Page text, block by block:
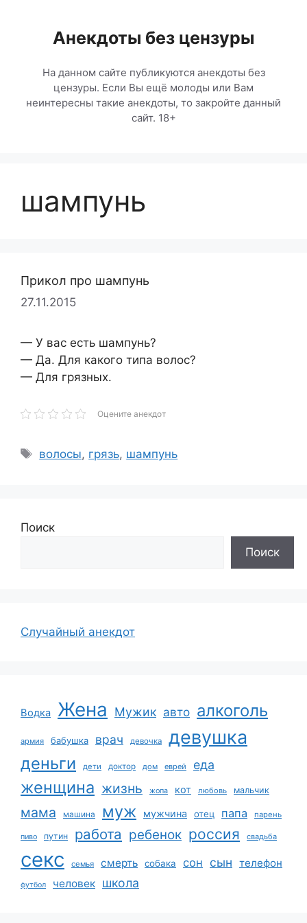
содержимомуАнекдоты без цензуры
На данном сайте публикуются анекдоты без
цензуры. Если Вы ещё молоды или Вам
неинтересны такие анекдоты, то закройте данный
сайт. 18+
шампунь
Прикол про шампунь
27.11.2015
— У вас есть шампунь?
— Да. Для какого типа волос?
— Для грязных.
Оцените анекдот
Метки
волосы, грязь, шампунь
Поиск
Поиск
Случайный анекдот
Водка Жена Мужик авто алкоголь
армия бабушка врач девочка девушка
деньги дети доктор дом еврей еда
женщина жизнь жопа кот любовь мальчик
мама машина муж мужчина отец папа парень
пиво путин работа ребенок россия свадьба
секс семья смерть собака сон сын телефон
футбол человек школа